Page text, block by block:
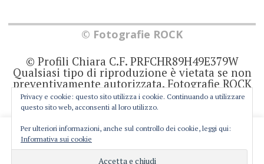
© Fotografie ROCK
© Profili Chiara C.F. PRFCHR89H49E379W
Qualsiasi tipo di riproduzione è vietata se non
preventivamente autorizzata. Fotografie ROCK
non rappresenta una testata giornalistica in
quanto viene aggiornato senza alcuna
prodotto editoriale ai sensi della legge 62 del
7/3/2001. Ogni autore è direttamente
responsabile di ciò che scrive negli articoli e
This website uses cookies to improve your experience. We'll
assume you're ok with this, but you can opt-out if you wish.
Privacy e cookie: questo sito utilizza i cookie. Continuando a utilizzare
questo sito web, acconsenti al loro utilizzo.
Per ulteriori informazioni, anche sul controllo dei cookie, leggi qui:
Informativa sui cookie